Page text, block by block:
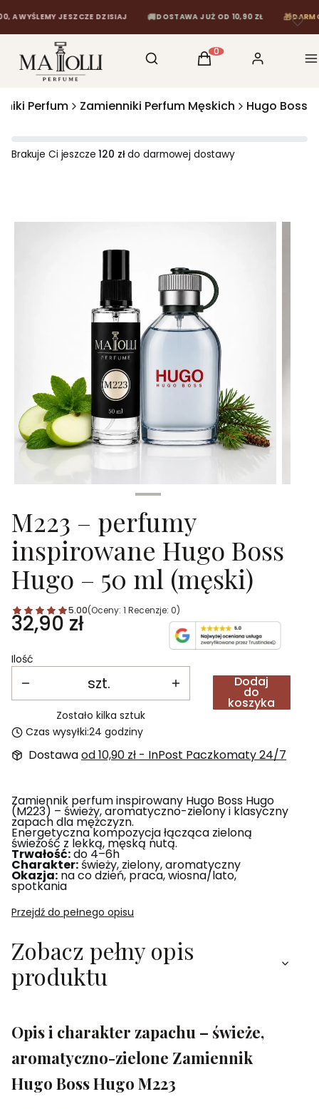
JESZCZE DZISIAJ 🚚 DOSTAWA JUŻ OD 10,90 ZŁ 🎁 DARMOWA
Otwórz wyszukiwarkę
Szukaj Produkty w koszyku:
Koszyk Zaloguj się
Perfum Zamienniki Perfum Męskich Hugo Boss
Brakuje Ci jeszcze120 złdo darmowej dostawy
M223 – perfumy
inspirowane Hugo Boss
Hugo – 50 ml (męski)
5.00(Oceny: 1 Recenzje: 0)
Cena
32,90 zł
Ilość
szt.
Zostało kilka sztuk
Dodaj
do
koszyka
Czas wysyłki:24 godziny
Dostawaod 10,90 zł - InPost Paczkomaty 24/7
Zamiennik perfum inspirowany Hugo Boss Hugo
(M223) – świeży, aromatyczno-zielony i klasyczny
zapach dla mężczyzn.
Energetyczna kompozycja łącząca zieloną
świeżość z lekką, męską nutą.
Trwałość:do 4–6h
Charakter:świeży, zielony, aromatyczny
Okazja: na co dzień, praca, wiosna/lato,
spotkania
Przejdź do pełnego opisu
Zobacz pełny opis
produktu
Opis i charakter zapachu – świeże,
aromatyczno-zielone Zamiennik
Hugo Boss Hugo M223